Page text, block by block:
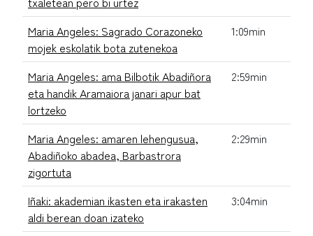
Maria Angeles: Sagrado Corazoneko
mojek eskolatik bota zutenekoa
1:09min
Maria Angeles: ama Bilbotik Abadiñora
eta handik Aramaiora janari apur bat
lortzeko
2:59min
Maria Angeles: amaren lehengusua,
Abadiñoko abadea, Barbastrora
zigortuta
2:29min
Iñaki: akademian ikasten eta irakasten
aldi berean doan izateko
3:04min